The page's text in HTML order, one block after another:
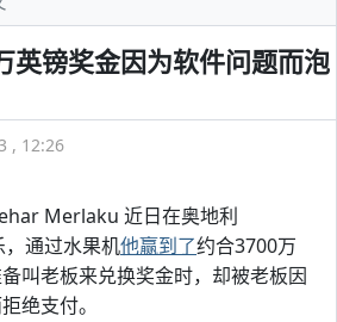
英镑奖金因为软件问题而泡
, 12:26
Merlaku 近日在奥地利
通过水果机他赢到了约合3700万
叫老板来兑换奖金时，却被老板因
绝支付。